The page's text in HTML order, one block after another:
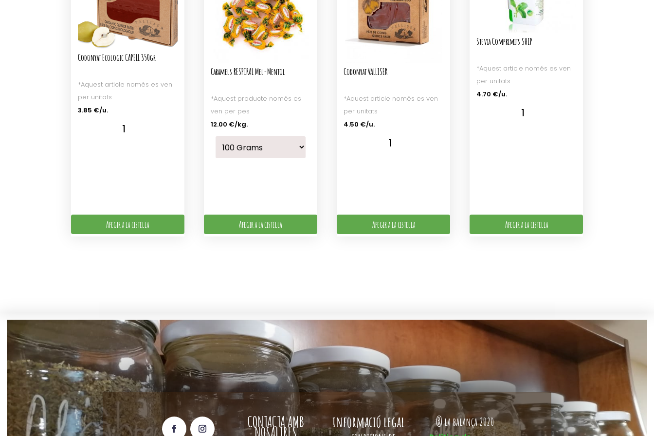
Codonyat Ecologic CAPELL 350gr
*Aquest article només es ven
per unitats
3.85 €/u.
Afegir a la cistella
Caramels RESPIRAL Mel-Mentol
*Aquest producte només es
ven per pes
12.00 €/kg.
Afegir a la cistella
Codonyat VALLISER
*Aquest article només es ven
per unitats
4.50 €/u.
Afegir a la cistella
Stevia Comprimits SHIP
*Aquest article només es ven
per unitats
4.70 €/u.
Afegir a la cistella
CONTACTA AMB
NOSALTRES
informació legal ® la balança 2020